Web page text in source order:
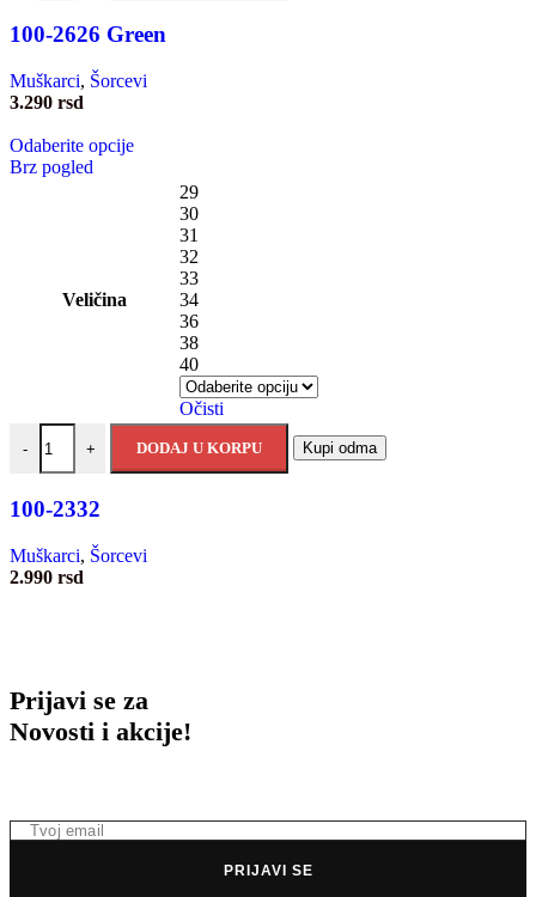
100-2626 Green
Muškarci, Šorcevi
3.290 rsd
Odaberite opcije
Brz pogled
Veličina
29
30
31
32
33
34
36
38
40
Očisti
- + DODAJ U KORPU Kupi odma
100-2332
Muškarci, Šorcevi
2.990 rsd
Prijavi se za
Novosti i akcije!
PRIJAVI SE